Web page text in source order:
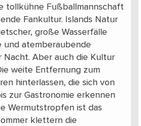
tollkühne Fußballmannschaft
Fankultur. Islands Natur
große Wasserfälle
und atemberaubende
Nacht. Aber auch die Kultur
weite Entfernung zum
hinterlassen, die sich von
zur Gastronomie erkennen
Wermutstropfen ist das
klettern die